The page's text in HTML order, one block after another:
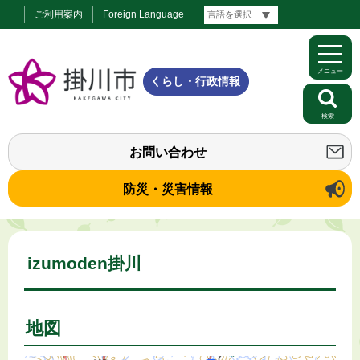
ご利用案内 Foreign Language
くらし・行政情報
お問い合わせ
防災・災害情報
メニュー
検索
izumoden掛川
地図